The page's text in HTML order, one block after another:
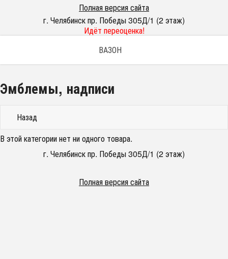
Полная версия сайта
г. Челябинск пр. Победы 305Д/1 (2 этаж)
Идёт переоценка!
ВАЗОН
Эмблемы, надписи
Назад
В этой категории нет ни одного товара.
г. Челябинск пр. Победы 305Д/1 (2 этаж)
Полная версия сайта